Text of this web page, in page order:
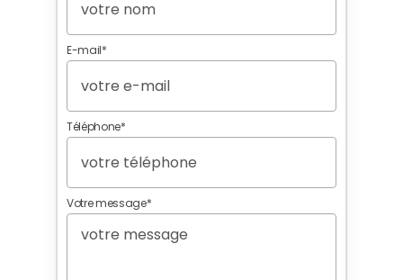
mail(Nécessaire)
E-mail*
Téléphone*
Votre message*